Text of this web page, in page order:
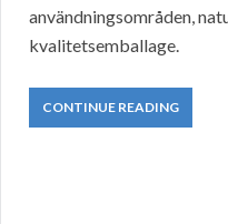
användningsområden,
kvalitetsemballage.
CONTINUE READING